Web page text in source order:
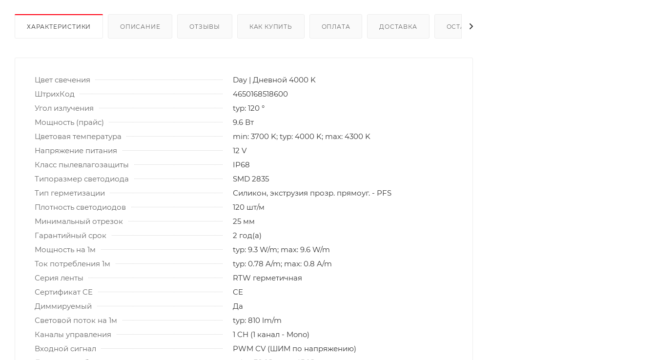
ХАРАКТЕРИСТИКИ ОПИСАНИЕ ОТЗЫВЫ КАК КУПИТЬ ОПЛАТА ДОСТАВКА ОСТАТКИ
Цвет свечения
Day | Дневной 4000 K
ШтрихКод
4650168518600
Угол излучения
typ: 120 °
Мощность (прайс)
9.6 Вт
Цветовая температура
min: 3700 K; typ: 4000 K; max: 4300 K
Напряжение питания
12 V
Класс пылевлагозащиты
IP68
Типоразмер светодиода
SMD 2835
Тип герметизации
Силикон, экструзия прозр. прямоуг. - PFS
Плотность светодиодов
120 шт/м
Минимальный отрезок
25 мм
Гарантийный срок
2 год(а)
Мощность на 1м
typ: 9.3 W/m; max: 9.6 W/m
Ток потребления 1м
typ: 0.78 A/m; max: 0.8 A/m
Серия ленты
RTW герметичная
Сертификат CE
CE
Диммируeмый
Да
Световой поток на 1м
typ: 810 lm/m
Каналы управления
1 CH (1 канал - Mono)
Входной сигнал
PWM СV (ШИМ по напряжению)